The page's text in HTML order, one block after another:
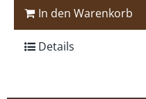
In den Warenkorb
Details